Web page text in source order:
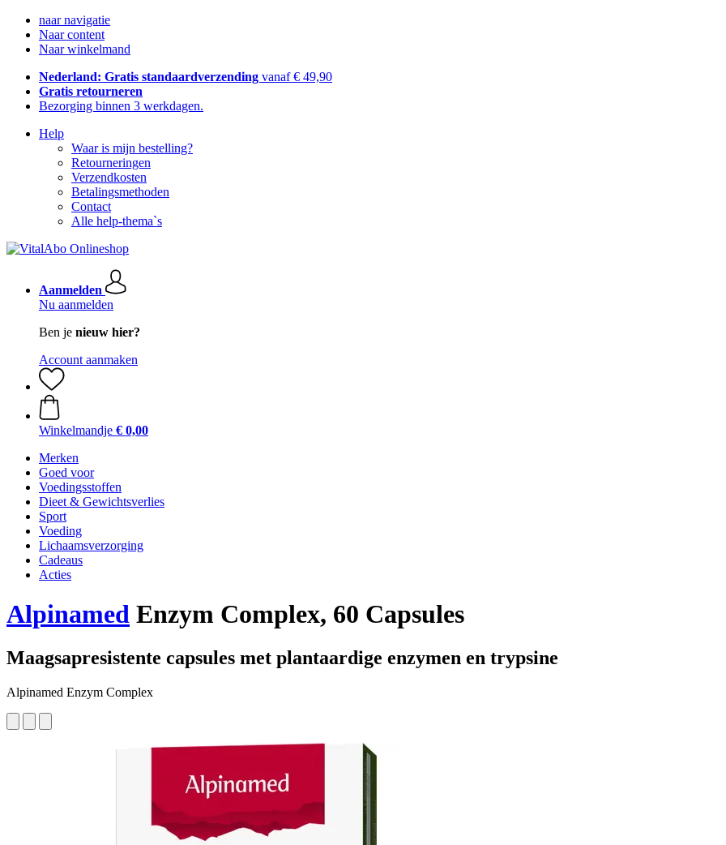
naar navigatie
Naar content
Naar winkelmand
Nederland: Gratis standaardverzending vanaf € 49,90
Gratis retourneren
Bezorging binnen 3 werkdagen.
Help
Waar is mijn bestelling?
Retourneringen
Verzendkosten
Betalingsmethoden
Contact
Alle help-thema`s
Aanmelden
Nu aanmelden
Ben je nieuw hier?
Account aanmaken
Winkelmandje € 0,00
Merken
Goed voor
Voedingsstoffen
Dieet & Gewichtsverlies
Sport
Voeding
Lichaamsverzorging
Cadeaus
Acties
Alpinamed Enzym Complex, 60 Capsules
Maagsapresistente capsules met plantaardige enzymen en trypsine
Alpinamed Enzym Complex